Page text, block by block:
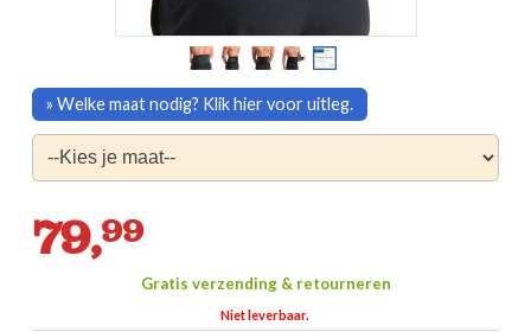
79,99
Gratis verzending & retourneren
Niet leverbaar.
» Welke maat nodig? Klik hier voor uitleg.